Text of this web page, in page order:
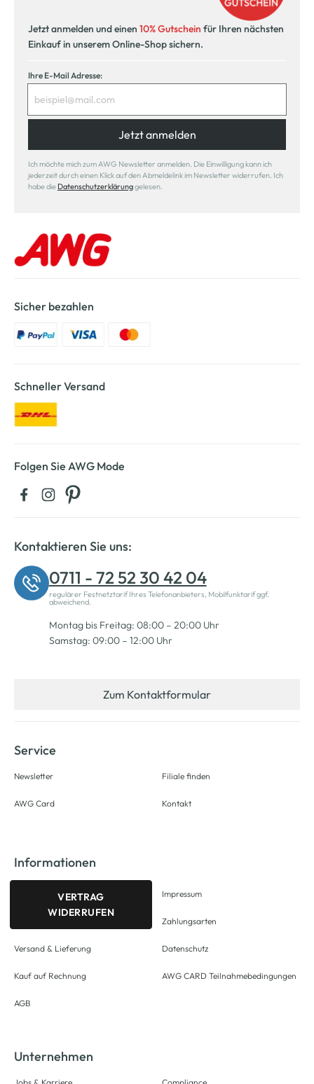
Jetzt anmelden und einen 10% Gutschein für Ihren nächsten
Einkauf in unserem Online-Shop sichern.
Ihre E-Mail Adresse:
Jetzt anmelden
Ich möchte mich zum AWG Newsletter anmelden. Die Einwilligung kann ich
jederzeit durch einen Klick auf den Abmeldelink im Newsletter widerrufen. Ich
habe die Datenschutzerklärunggelesen.
Sicher bezahlen
Schneller Versand
Folgen Sie AWG Mode
Kontaktieren Sie uns:
0711 - 72 52 30 42 04
regulärer Festnetztarif Ihres Telefonanbieters, Mobilfunktarif ggf.
abweichend.
Montag bis Freitag: 08:00 – 20:00 Uhr
Samstag: 09:00 – 12:00 Uhr
Zum Kontaktformular
Service
Newsletter
AWG Card
Filiale finden
Kontakt
Informationen
VERTRAG
WIDERRUFEN
Versand & Lieferung
Kauf auf Rechnung
AGB
Impressum
Zahlungsarten
Datenschutz
AWG CARD Teilnahmebedingungen
Unternehmen